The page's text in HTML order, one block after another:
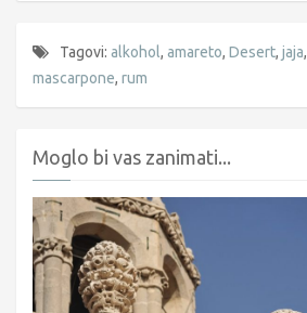
Tagovi: alkohol, amareto, Desert, jaja,
mascarpone, rum
Moglo bi vas zanimati...